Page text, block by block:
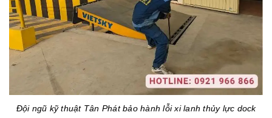
Đội ngũ kỹ thuật Tân Phát bảo hành lỗi xi lanh thủy lực dock